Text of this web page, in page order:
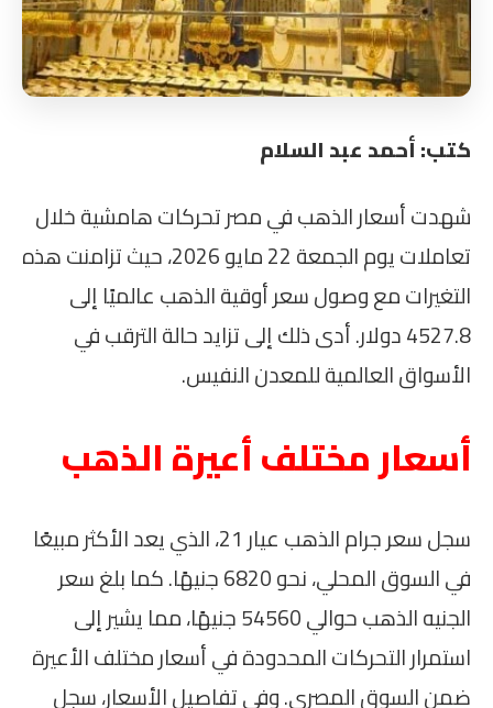
كتب: أحمد عبد السلام
شهدت أسعار الذهب في مصر تحركات هامشية خلال
تعاملات يوم الجمعة 22 مايو 2026، حيث تزامنت هذه
التغيرات مع وصول سعر أوقية الذهب عالميًا إلى
4527.8 دولار. أدى ذلك إلى تزايد حالة الترقب في
الأسواق العالمية للمعدن النفيس.
أسعار مختلف أعيرة الذهب
سجل سعر جرام الذهب عيار 21، الذي يعد الأكثر مبيعًا
في السوق المحلي، نحو 6820 جنيهًا. كما بلغ سعر
الجنيه الذهب حوالي 54560 جنيهًا، مما يشير إلى
استمرار التحركات المحدودة في أسعار مختلف الأعيرة
ضمن السوق المصري. وفي تفاصيل الأسعار، سجل